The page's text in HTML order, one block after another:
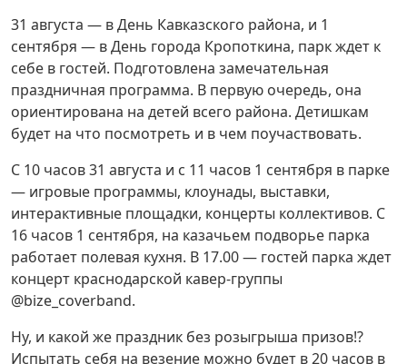
31 августа — в День Кавказского района, и 1
сентября — в День города Кропоткина, парк ждет к
себе в гостей. Подготовлена замечательная
праздничная программа. В первую очередь, она
ориентирована на детей всего района. Детишкам
будет на что посмотреть и в чем поучаствовать.
С 10 часов 31 августа и с 11 часов 1 сентября в парке
— игровые программы, клоунады, выставки,
интерактивные площадки, концерты коллективов. С
16 часов 1 сентября, на казачьем подворье парка
работает полевая кухня. В 17.00 — гостей парка ждет
концерт краснодарской кавер-группы
@bize_coverband.
Ну, и какой же праздник без розыгрыша призов!?
Испытать себя на везение можно будет в 20 часов в